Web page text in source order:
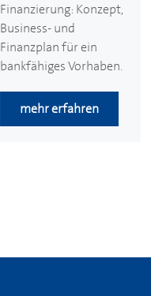
Finanzierung: Konzept,
Business- und
Finanzplan für ein
bankfähiges Vorhaben.
mehr erfahren